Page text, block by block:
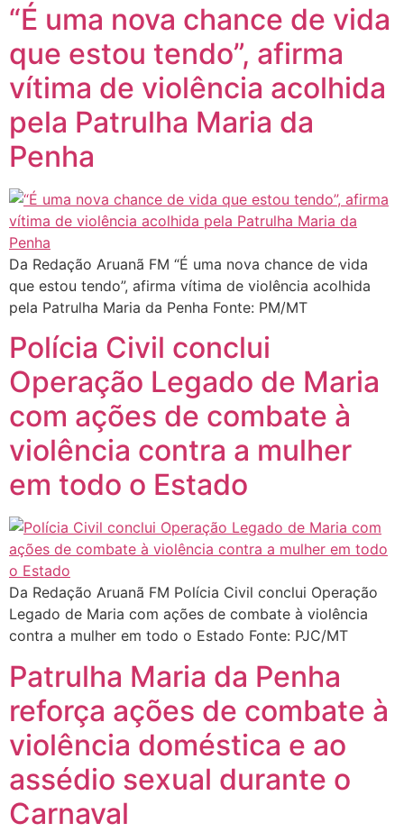
“É uma nova chance de vida
que estou tendo”, afirma
vítima de violência acolhida
pela Patrulha Maria da
Penha
Da Redação Aruanã FM “É uma nova chance de vida
que estou tendo”, afirma vítima de violência acolhida
pela Patrulha Maria da Penha Fonte: PM/MT
Polícia Civil conclui
Operação Legado de Maria
com ações de combate à
violência contra a mulher
em todo o Estado
Da Redação Aruanã FM Polícia Civil conclui Operação
Legado de Maria com ações de combate à violência
contra a mulher em todo o Estado Fonte: PJC/MT
Patrulha Maria da Penha
reforça ações de combate à
violência doméstica e ao
assédio sexual durante o
Carnaval